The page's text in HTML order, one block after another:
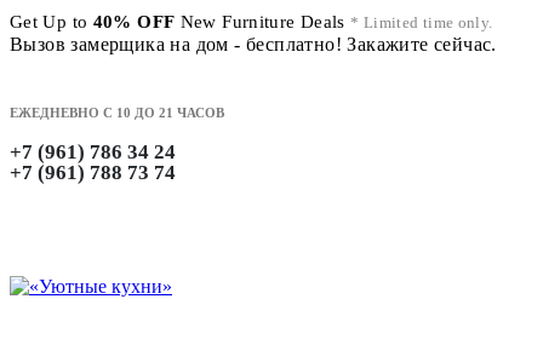
Get Up to 40% OFF New Furniture Deals * Limited time only.
Вызов замерщика на дом - бесплатно! Закажите сейчас.
ЕЖЕДНЕВНО С 10 ДО 21 ЧАСОВ
+7 (961) 786 34 24
+7 (961) 788 73 74